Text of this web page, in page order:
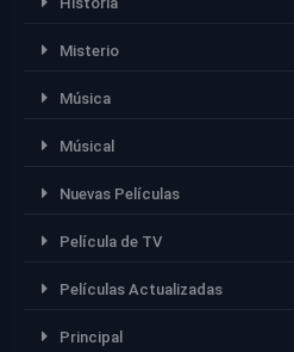
Misterio
Música
Músical
Nuevas Películas
Película de TV
Películas Actualizadas
Principal